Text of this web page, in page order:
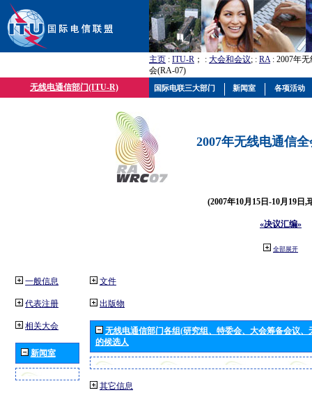
主页 : ITU-R ； : 大会和会议; : RA: 2007年
会(RA-07)
无线电通信部门(ITU-R)
2007年无线电通信
(2007年10月15日-10月19日,
«决议汇编»
全部展开
一般信息
代表注册
相关大会
新闻室
文件
出版物
无线电通信部门各组(研究组、特委会、大会筹备会议
的候选人
其它信息
国际电联三大部门 新闻室 各项活动